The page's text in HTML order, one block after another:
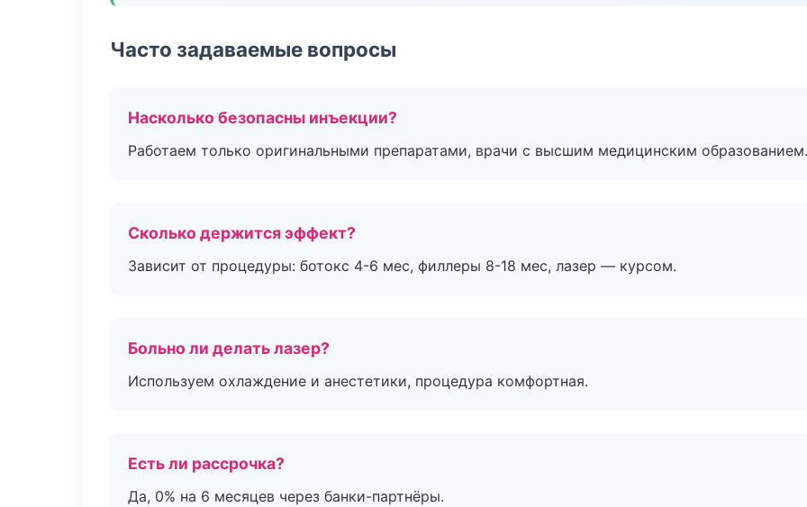
Часто задаваемые вопросы
Насколько безопасны инъекции?
Работаем только оригинальными препаратами, врачи с высшим медицинским образованием.
Сколько держится эффект?
Зависит от процедуры: ботокс 4-6 мес, филлеры 8-18 мес, лазер — курсом.
Больно ли делать лазер?
Используем охлаждение и анестетики, процедура комфортная.
Есть ли рассрочка?
Да, 0% на 6 месяцев через банки-партнёры.